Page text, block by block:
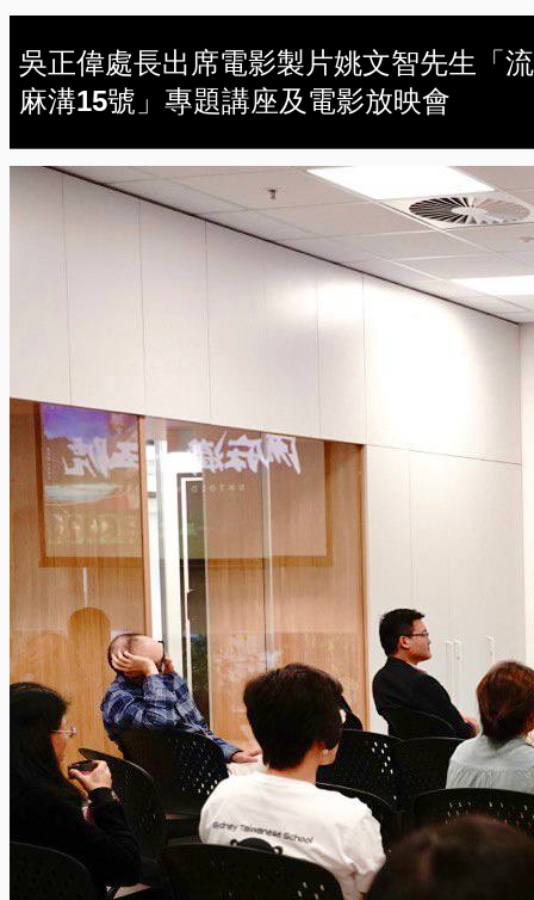
吳正偉處長出席電影製片姚文智先生「流
麻溝15號」專題講座及電影放映會